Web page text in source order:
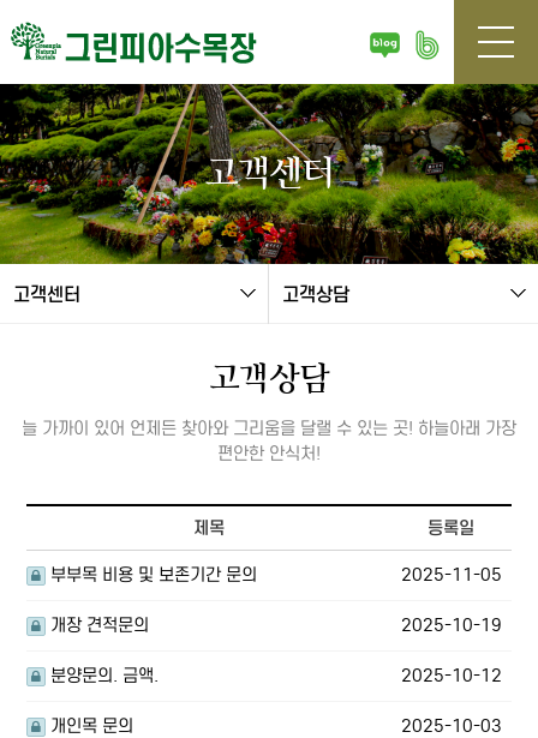
고객센터
고객센터 고객상담
고객상담
늘 가까이 있어 언제든 찾아와 그리움을 달랠 수 있는 곳! 하늘아래 가장
편안한 안식처!
제목 등록일
부부목 비용 및 보존기간 문의 2025-11-05
개장 견적문의 2025-10-19
분양문의. 금액. 2025-10-12
개인목 문의 2025-10-03